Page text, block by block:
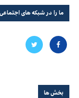
ما را در شبکه های
بخش ها